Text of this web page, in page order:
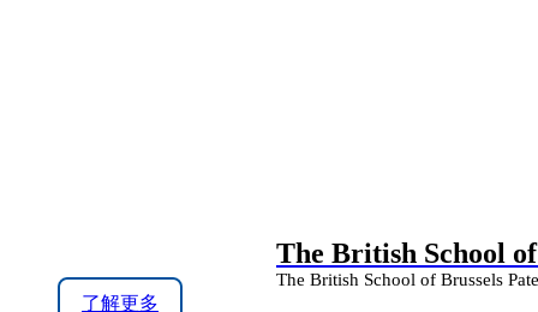
了解更多
The British School
The British School of Brussels